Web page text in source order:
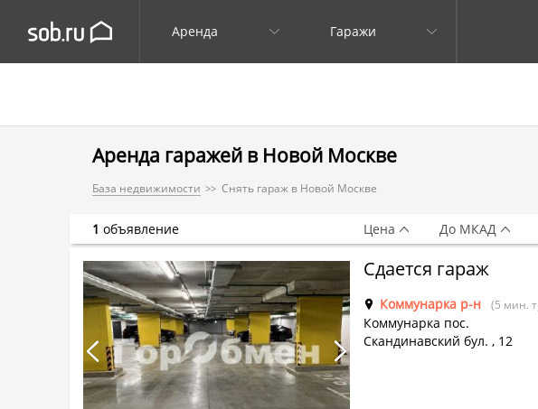
Аренда Гаражи
Аренда гаражей в Новой Москве
База недвижимости Снять гараж в Новой Москве
Сдается гараж
Коммунарка р-н (5 мин.
Коммунарка пос.
Скандинавский бул. , 12
1 объявление Цена До МКАД